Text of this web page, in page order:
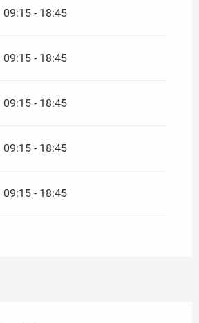
09:15 - 18:45
09:15 - 18:45
09:15 - 18:45
09:15 - 18:45
09:15 - 18:45